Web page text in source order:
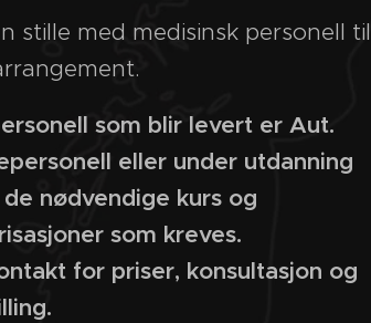
stille med medisinsk personell til
som blir levert er Aut.
eller under utdanning
nødvendige kurs og
som kreves.
for priser, konsultasjon og